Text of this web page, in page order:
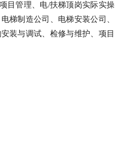
目管理、电/扶梯顶岗实际实操
梯制造公司、电梯安装公司、
装与调试、检修与维护、项目